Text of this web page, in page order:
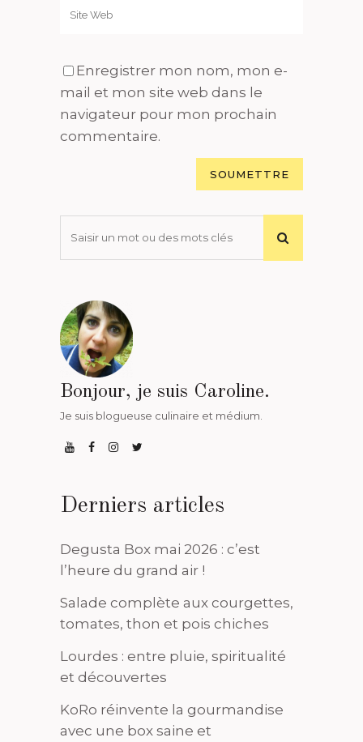
Enregistrer mon nom, mon e-
mail et mon site web dans le
navigateur pour mon prochain
commentaire.
Bonjour, je suis Caroline.
Je suis blogueuse culinaire et médium.
Derniers articles
Degusta Box mai 2026 : c’est
l’heure du grand air !
Salade complète aux courgettes,
tomates, thon et pois chiches
Lourdes : entre pluie, spiritualité
et découvertes
KoRo réinvente la gourmandise
avec une box saine et